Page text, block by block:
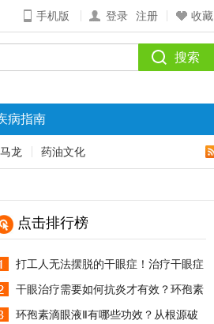
手机版 登录 注册 收藏
病指南
龙 药油文化
点击排行榜
打工人无法摆脱的干眼症！治疗干眼症
用什么眼药水？
干眼治疗需要如何抗炎才有效？环孢素
滴眼液Ⅱ抗炎效果怎么样？
环孢素滴眼液Ⅱ有哪些功效？从根源破